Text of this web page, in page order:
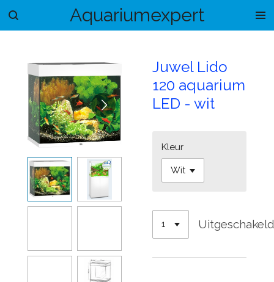
Ga
hoofdinhoud
Aquariumexpert
Juwel Lido
120 aquarium
LED - wit
Kleur